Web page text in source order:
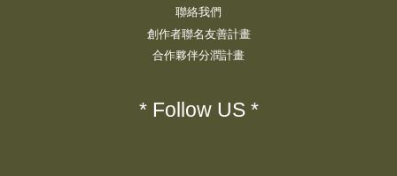
聯絡我們
創作者聯名友善計畫
合作夥伴分潤計畫
* Follow US *